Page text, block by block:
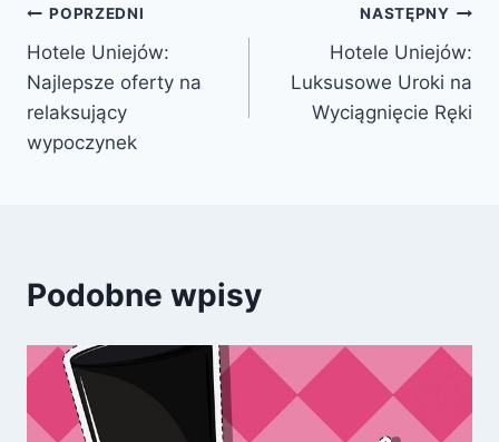
Nawigacja
wpisu
POPRZEDNI
Hotele Uniejów:
Najlepsze oferty na
relaksujący
wypoczynek
NASTĘPNY
Hotele Uniejów:
Luksusowe Uroki na
Wyciągnięcie Ręki
Podobne wpisy